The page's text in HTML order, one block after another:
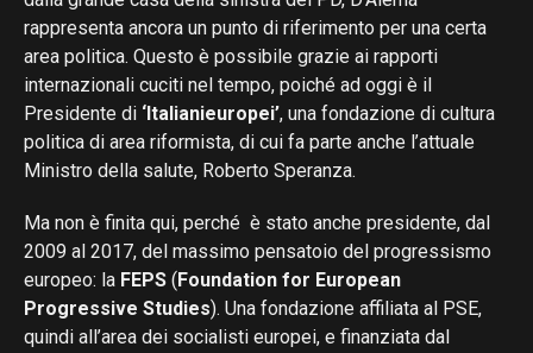
rappresenta ancora un punto di riferimento per una certa
area politica. Questo è possibile grazie ai rapporti
internazionali cuciti nel tempo, poiché ad oggi è il
Presidente di ‘Italianieuropei’, una fondazione di cultura
politica di area riformista, di cui fa parte anche l’attuale
Ministro della salute, Roberto Speranza.
Ma non è finita qui, perché è stato anche presidente, dal
2009 al 2017, del massimo pensatoio del progressismo
europeo: la FEPS (Foundation for European
Progressive Studies). Una fondazione affiliata al PSE,
quindi all’area dei socialisti europei, e finanziata dal